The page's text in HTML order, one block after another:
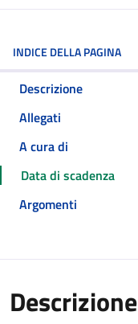
INDICE DELLA PAGINA
Descrizione
Allegati
A cura di
Data di scadenza
Argomenti
Descrizione